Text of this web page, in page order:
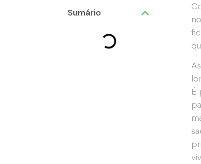
Sumário
É